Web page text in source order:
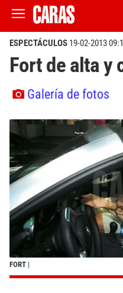
ESPECTÁCULOS 19-02-2013
Fort de alta y
Galería de fotos
FORT |